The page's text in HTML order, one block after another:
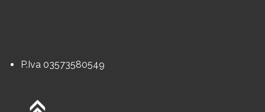
P.Iva 03573580549